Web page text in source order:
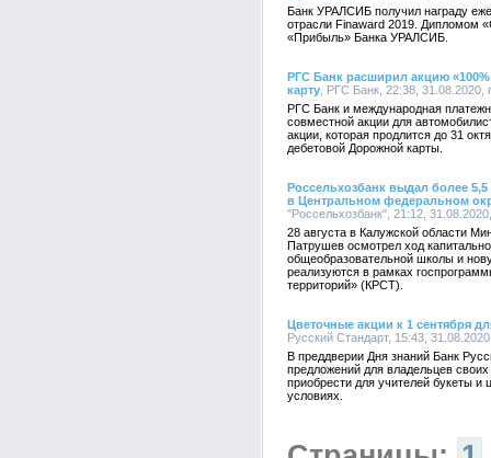
Банк УРАЛСИБ получил награду
отрасли Finaward 2019. Дипломом
«Прибыль» Банка УРАЛСИБ.
РГС Банк расширил акцию
карту , РГС Банк, 22:38, 31.08.2020,
РГС Банк и международная
совместной акции для
акции, которая продлится до 31
дебетовой Дорожной карты.
Россельхозбанк выдал более
в Центральном федеральном
"Россельхозбанк", 21:12,
28 августа в Калужской области
Патрушев осмотрел ход
общеобразовательной школы и
реализуются в рамках
территорий» (КРСТ).
Цветочные акции к 1 сентября
Русский Стандарт, 15:43,
В преддверии Дня знаний Банк
предложений для владельцев
приобрести для учителей букеты
условиях.